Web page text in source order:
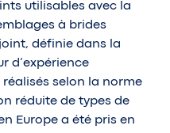
utilisables avec la
à brides
définie dans la
d’expérience
selon la norme
réduite de types de
Europe a été pris en